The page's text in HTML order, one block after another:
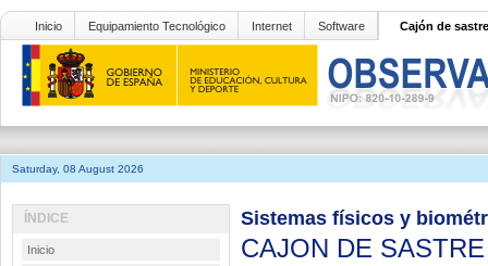
Inicio Equipamiento Tecnológico Internet Software Cajón de sastre
Saturday, 08 August 2026
Sistemas físicos y
CAJON DE
ÍNDICE
Inicio